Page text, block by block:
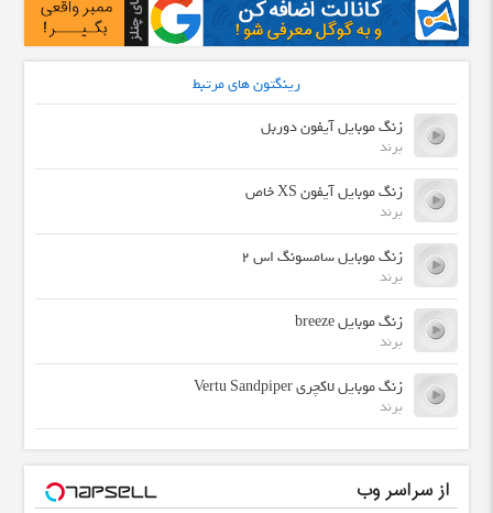
رینگتون های مرتبط
زنگ موبایل آیفون دوربل
برند
زنگ موبایل آیفون XS خاص
برند
زنگ موبایل سامسونگ اس 2
برند
زنگ موبایل breeze
برند
زنگ موبایل لاکچری Vertu Sandpiper
برند
از سراسر وب